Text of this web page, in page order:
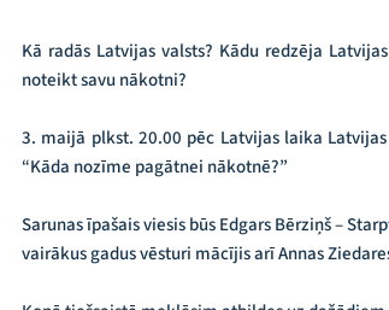
Kā radās Latvijas valsts? Kādu redzēja
noteikt savu nākotni?
3. maijā plkst. 20.00 pēc Latvijas laika
“Kāda nozīme pagātnei nākotnē?”
Sarunas īpašais viesis būs Edgars Bērziņš –
vairākus gadus vēsturi mācījis arī Annas